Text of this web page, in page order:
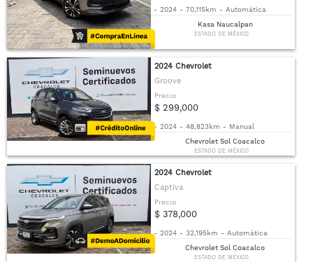
- 2024 - 70,115km - Automática
Kasa Naucalpan
ESTADO DE MÉXICO
2024 Chevrolet
Groove
Precio
$ 299,000
- 2024 - 48,823km - Manual
Chevrolet Sol Coacalco
ESTADO DE MÉXICO
2024 Chevrolet
Captiva
Precio
$ 378,000
- 2024 - 32,195km - Automática
Chevrolet Sol Coacalco
ESTADO DE MÉXICO